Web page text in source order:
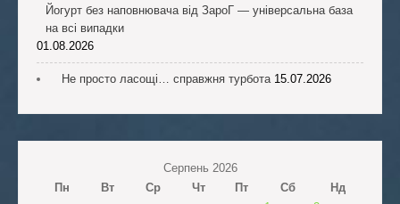
Йогурт без наповнювача від ЗароГ — універсальна база
на всі випадки
01.08.2026
Не просто ласощі… справжня турбота 15.07.2026
Серпень 2026
Пн
Вт Ср Чт Пт Сб
Нд